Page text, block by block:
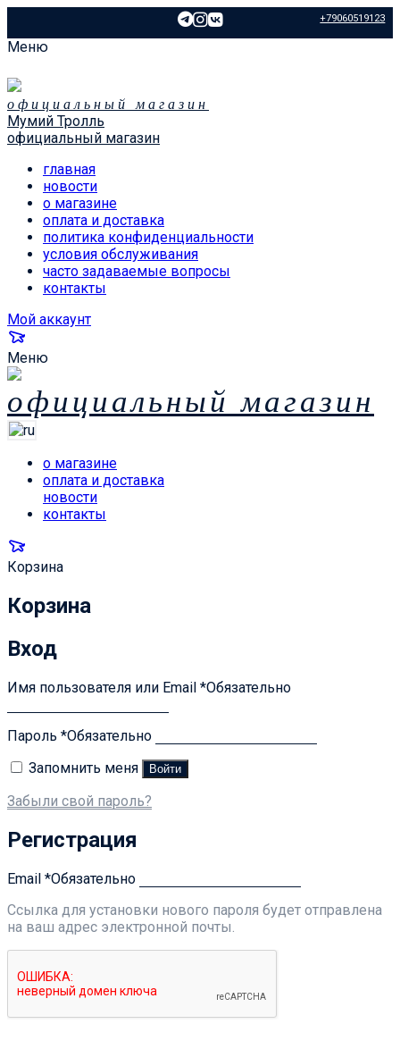
+79060519123
Меню
официальный магазин
Мумий Тролль
официальный магазин
главная
новости
о магазине
оплата и доставка
политика конфиденциальности
условия обслуживания
часто задаваемые вопросы
контакты
Мой аккаунт
Меню
официальный магазин
о магазине
оплата и доставка
новости
контакты
Корзина
Корзина
Вход
Имя пользователя или Email *Обязательно
Пароль *Обязательно
Запомнить меня
Войти
Забыли свой пароль?
Регистрация
Email *Обязательно
Ссылка для установки нового пароля будет отправлена ​​
на ваш адрес электронной почты.